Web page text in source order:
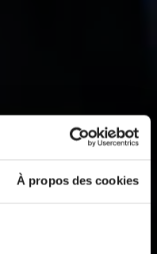
À propos des cookies